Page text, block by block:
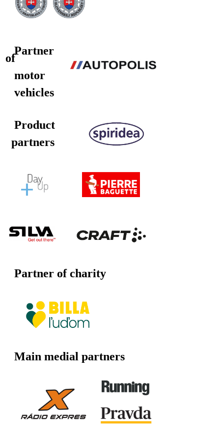
Partner
of
motor
vehicles
Product
partners
Partner of charity
Main medial partners